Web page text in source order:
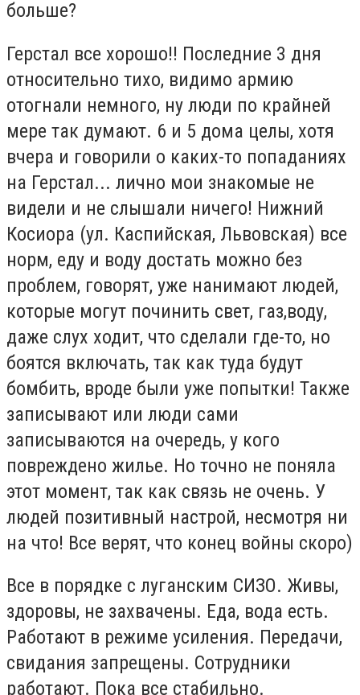
больше?
Герстал все хорошо!! Последние 3 дня
относительно тихо, видимо армию
отогнали немного, ну люди по крайней
мере так думают. 6 и 5 дома целы, хотя
вчера и говорили о каких-то попаданиях
на Герстал... лично мои знакомые не
видели и не слышали ничего! Нижний
Косиора (ул. Каспийская, Львовская) все
норм, еду и воду достать можно без
проблем, говорят, уже нанимают людей,
которые могут починить свет, газ,воду,
даже слух ходит, что сделали где-то, но
боятся включать, так как туда будут
бомбить, вроде были уже попытки! Также
записывают или люди сами
записываются на очередь, у кого
повреждено жилье. Но точно не поняла
этот момент, так как связь не очень. У
людей позитивный настрой, несмотря ни
на что! Все верят, что конец войны скоро)
Все в порядке с луганским СИЗО. Живы,
здоровы, не захвачены. Еда, вода есть.
Работают в режиме усиления. Передачи,
свидания запрещены. Сотрудники
работают. Пока все стабильно.